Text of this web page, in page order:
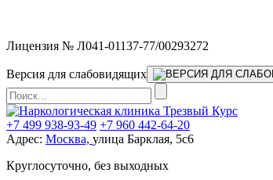
Лицензия № Л041-01137-77/00293272
Версия для слабовидящих
+7 499 938-93-49 +7 960 442-64-20
Адрес: Москва, улица Барклая, 5с6
Круглосуточно, без выходных